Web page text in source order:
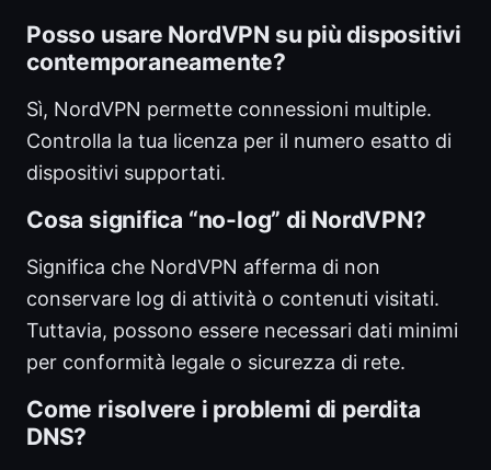
Posso usare NordVPN su più dispositivi
contemporaneamente?
Sì, NordVPN permette connessioni multiple.
Controlla la tua licenza per il numero esatto di
dispositivi supportati.
Cosa significa “no-log” di NordVPN?
Significa che NordVPN afferma di non
conservare log di attività o contenuti visitati.
Tuttavia, possono essere necessari dati minimi
per conformità legale o sicurezza di rete.
Come risolvere i problemi di perdita
DNS?